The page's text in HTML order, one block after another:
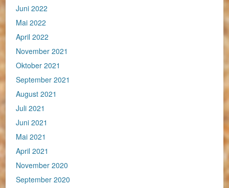
Juni 2022
Mai 2022
April 2022
November 2021
Oktober 2021
September 2021
August 2021
Juli 2021
Juni 2021
Mai 2021
April 2021
November 2020
September 2020